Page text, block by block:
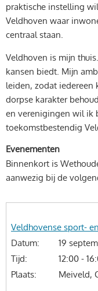
praktische instelling
Veldhoven waar
centraal staan.
Veldhoven is mijn
kansen biedt. Mijn
leiden, zodat iedereen
dorpse karakter
en verenigingen wil ik
toekomstbestendig
Evenementen
Binnenkort is
aanwezig bij de
Onderwerp
Veldhovense sport-
Datum
19
Tijd
12:00 -
Plaats
Meiveld,